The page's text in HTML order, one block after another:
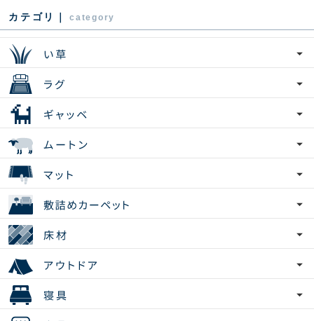
カテゴリ｜ category